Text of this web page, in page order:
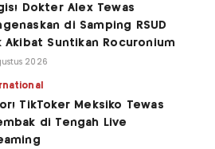
Dokter Alex Tewas
di Samping RSUD
Akibat Suntikan Rocuronium
2026
TikToker Meksiko Tewas
di Tengah Live